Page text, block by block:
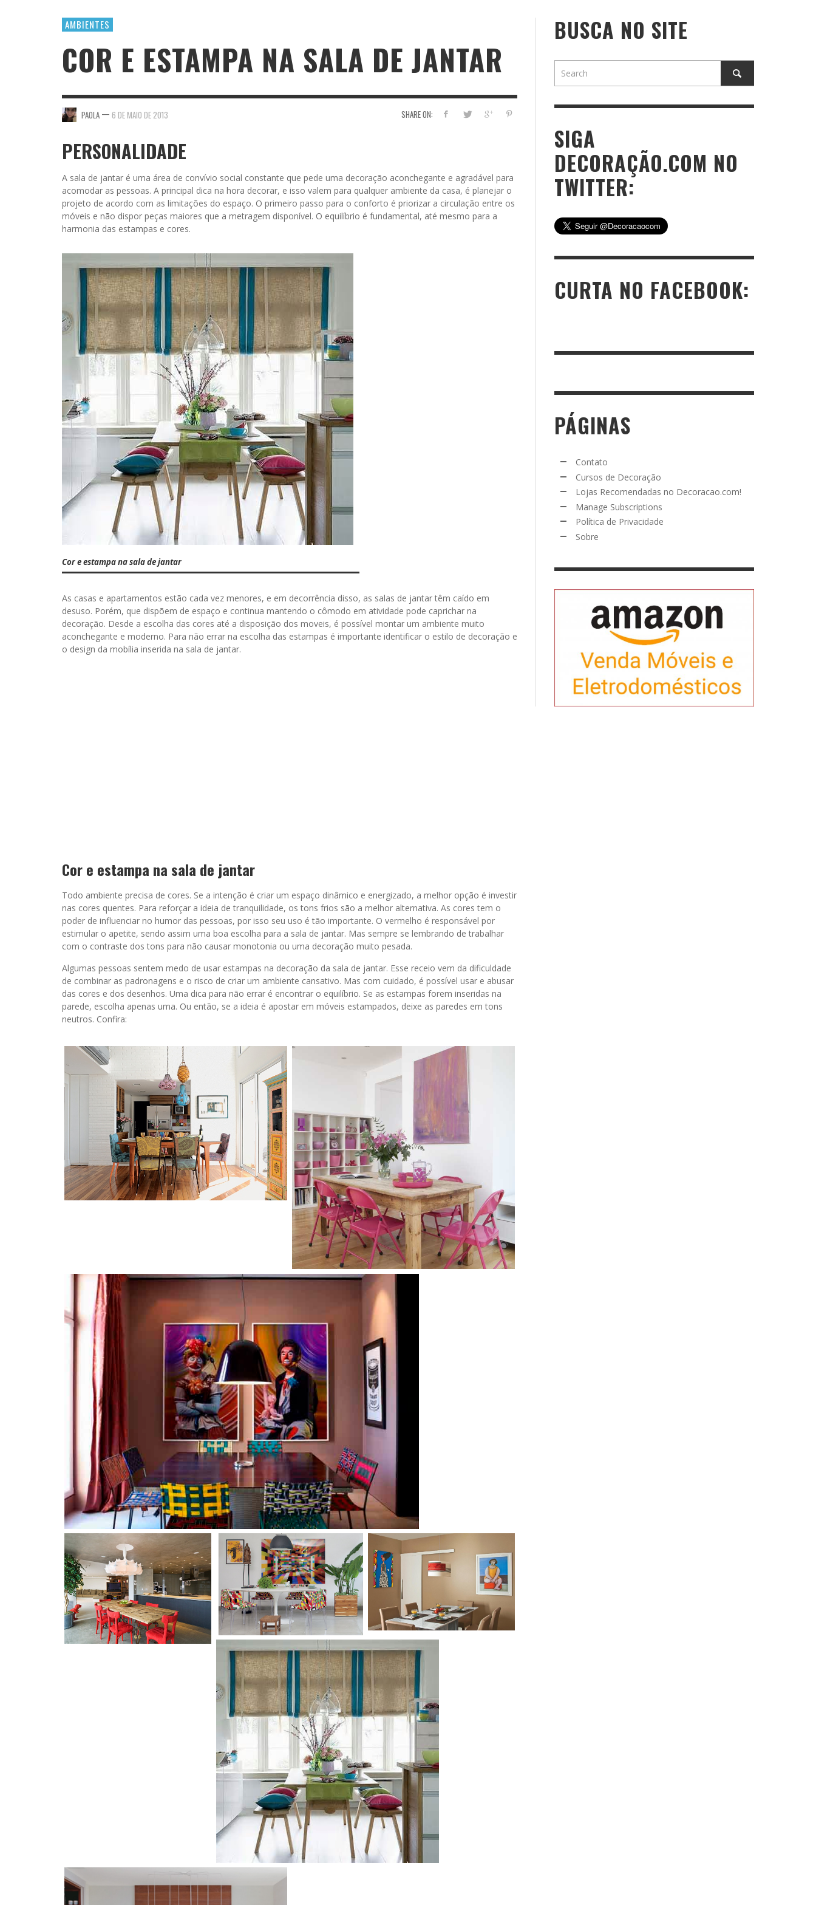
AMBIENTES
COR E ESTAMPA NA SALA DE JANTAR
SHARE ON:
PAOLA — 6 DE MAIO DE 2013
PERSONALIDADE
A sala de jantar é uma área de convívio social constante que pede uma decoração aconchegante e agradável para
acomodar as pessoas. A principal dica na hora decorar, e isso valem para qualquer ambiente da casa, é planejar o
projeto de acordo com as limitações do espaço. O primeiro passo para o conforto é priorizar a circulação entre os
móveis e não dispor peças maiores que a metragem disponível. O equilíbrio é fundamental, até mesmo para a
harmonia das estampas e cores.
Cor e estampa na sala de jantar
As casas e apartamentos estão cada vez menores, e em decorrência disso, as salas de jantar têm caído em
desuso. Porém, que dispõem de espaço e continua mantendo o cômodo em atividade pode caprichar na
decoração. Desde a escolha das cores até a disposição dos moveis, é possível montar um ambiente muito
aconchegante e moderno. Para não errar na escolha das estampas é importante identificar o estilo de decoração e
o design da mobília inserida na sala de jantar.
Cor e estampa na sala de jantar
Todo ambiente precisa de cores. Se a intenção é criar um espaço dinâmico e energizado, a melhor opção é investir
nas cores quentes. Para reforçar a ideia de tranquilidade, os tons frios são a melhor alternativa. As cores tem o
poder de influenciar no humor das pessoas, por isso seu uso é tão importante. O vermelho é responsável por
estimular o apetite, sendo assim uma boa escolha para a sala de jantar. Mas sempre se lembrando de trabalhar
com o contraste dos tons para não causar monotonia ou uma decoração muito pesada.
Algumas pessoas sentem medo de usar estampas na decoração da sala de jantar. Esse receio vem da dificuldade
de combinar as padronagens e o risco de criar um ambiente cansativo. Mas com cuidado, é possível usar e abusar
das cores e dos desenhos. Uma dica para não errar é encontrar o equilíbrio. Se as estampas forem inseridas na
parede, escolha apenas uma. Ou então, se a ideia é apostar em móveis estampados, deixe as paredes em tons
neutros. Confira:
BUSCA NO SITE
SIGA
DECORAÇÃO.COM NO
TWITTER:
CURTA NO FACEBOOK:
PÁGINAS
Contato
Cursos de Decoração
Lojas Recomendadas no Decoracao.com!
Manage Subscriptions
Política de Privacidade
Sobre